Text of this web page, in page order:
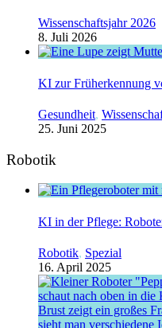
Wissenschaftsjahr 2026
8. Juli 2026
KI zur Früherkennung
Gesundheit,
25. Juni 2025
Robotik
KI in der Pflege:
Robotik, Spezial
16. April 2025